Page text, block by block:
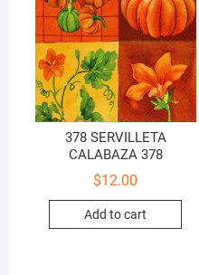
378 SERVILLETA
CALABAZA 378
$12.00
Add to cart